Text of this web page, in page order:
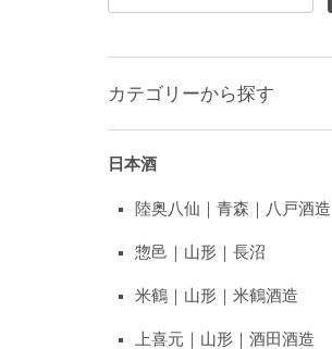
カテゴリーから探す
日本酒
陸奥八仙｜青森｜八戸酒造
惣邑｜山形｜長沼
米鶴｜山形｜米鶴酒造
上喜元｜山形｜酒田酒造